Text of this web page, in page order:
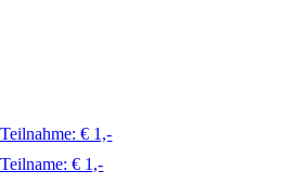
€ 1,-
€ 1,-